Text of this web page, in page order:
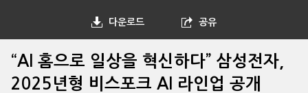
다운로드 공유
“AI 홈으로 일상을 혁신하다” 삼성전자,
2025년형 비스포크 AI 라인업 공개